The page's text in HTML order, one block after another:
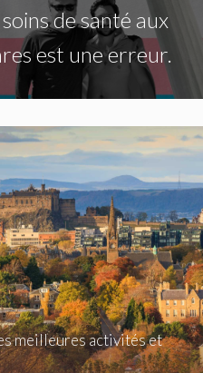
de santé aux
est une erreur.
meilleures activités et